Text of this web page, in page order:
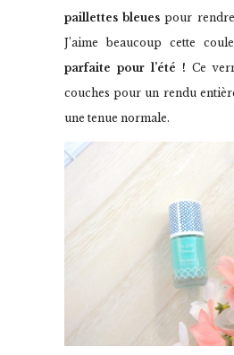
paillettes bleuespour
J’aime beaucoup cette
parfaite pour l’été ! Ce
couches pour un rendu
une tenue normale.